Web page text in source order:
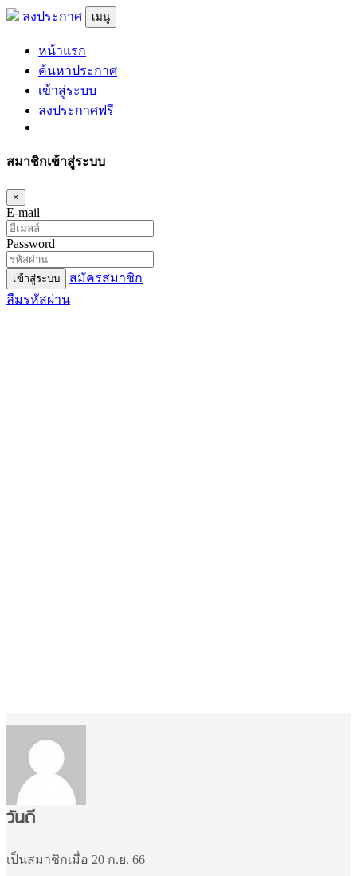
ลงประกาศ เมนู
หน้าแรก
ค้นหาประกาศ
เข้าสู่ระบบ
ลงประกาศฟรี
สมาชิกเข้าสู่ระบบ
×
E-mail
Password
เข้าสู่ระบบ
สมัครสมาชิก
ลืมรหัสผ่าน
วันดี
เป็นสมาชิกเมื่อ 20 ก.ย. 66